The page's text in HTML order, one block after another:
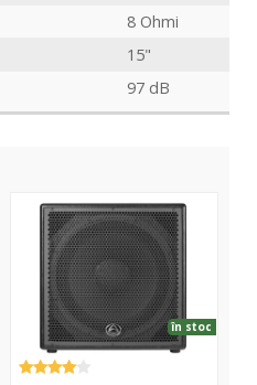
8 Ohmi
15"
97 dB
Delta
X18B
în stoc